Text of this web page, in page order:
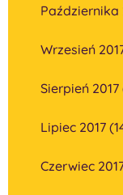
Października
Wrzesień
Sierpień 2017
Lipiec 2017
Czerwiec